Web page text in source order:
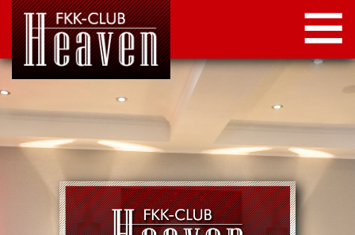
STARTSEITE
LOCATION
NEWS
KONTAKT